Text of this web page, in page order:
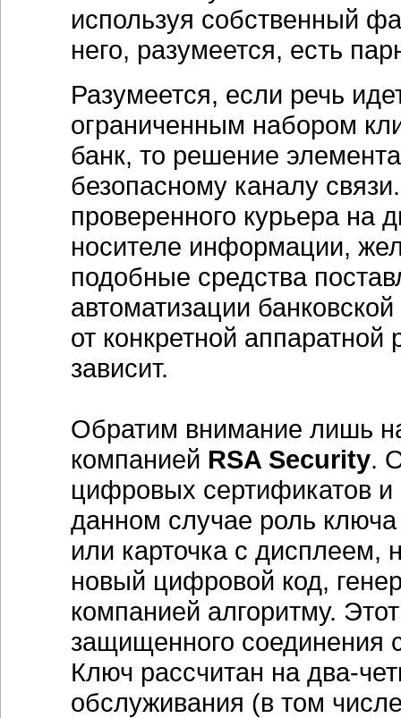
используя собственный
него, разумеется, есть
Разумеется, если речь
ограниченным набором
банк, то решение
безопасному каналу
проверенного курьера на
носителе информации,
подобные средства
автоматизации
от конкретной
зависит.
Обратим внимание лишь
компанией RSA Security.
цифровых сертификатов
данном случае роль
или карточка с дисплеем,
новый цифровой код,
компанией алгоритму.
защищенного соединения
Ключ рассчитан на два-
обслуживания (в том